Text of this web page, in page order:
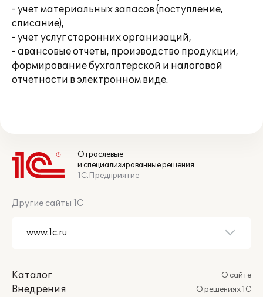
- учет материальных запасов (поступление,
списание),
- учет услуг сторонних организаций,
- авансовые отчеты, производство продукции,
формирование бухгалтерской и налоговой
отчетности в электронном виде.
Отраслевые
и специализированные решения
1С:Предприятие
Другие сайты 1С
Каталог
Внедрения
О сайте
О решениях 1С